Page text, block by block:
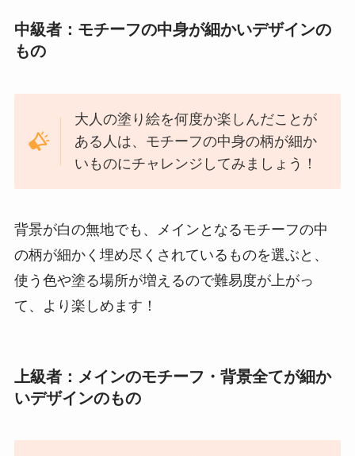
中級者：モチーフの中身が細かいデザインの
もの
大人の塗り絵を何度か楽しんだことが
ある人は、モチーフの中身の柄が細か
いものにチャレンジしてみましょう！
背景が白の無地でも、メインとなるモチーフの中
の柄が細かく埋め尽くされているものを選ぶと、
使う色や塗る場所が増えるので難易度が上がっ
て、より楽しめます！
上級者：メインのモチーフ・背景全てが細か
いデザインのもの